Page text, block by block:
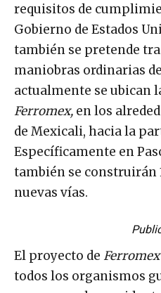
requisitos de
Gobierno de Estados
también se pretende
maniobras ordinarias
actualmente se ubican
Ferromex, en los
de Mexicali, hacia la
Específicamente en
también se construirán
nuevas vías.
El proyecto de Ferromex
todos los organismos